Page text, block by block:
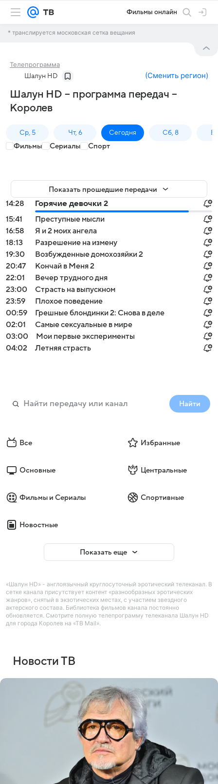
Фильмы онлайн
* транслируется московская сетка вещания
Телепрограмма
Шалун HD (Сменить регион)
Шалун HD – программа передач –
Королев
Ср, 5 Чт, 6 Сегодня Сб, 8
Фильмы Сериалы Спорт
Показать прошедшие передачи
14:28
Горячие девочки 2
15:41
Преступные мысли
16:58
Я и 2 моих ангела
18:13
Разрешение на измену
19:30
Возбужденные домохозяйки 2
20:47
Кончай в Меня 2
22:01
Вечер трудного дня
23:00
Страсть на выпускном
23:59
Плохое поведение
00:59
Грешные блондинки 2: Снова в деле
02:01
Самые сексуальные в мире
03:00
Мои первые эксперименты
04:02
Летняя страсть
Найти
Все Избранные
Основные Центральные
Фильмы и Сериалы Спортивные
Новостные
Показать еще
«Шалун HD» - англоязычный круглосуточный эротический телеканал. В
сетке канала присутствует контент «разнообразных эротических
жанров», снятый в экзотических местах, с участием звездного
актерского состава. Библиотека фильмов канала постоянно
обновляется. Смотрите полную телепрограмму телеканала Шалун HD
для города Королев на «ТВ Mail».
Новости ТВ